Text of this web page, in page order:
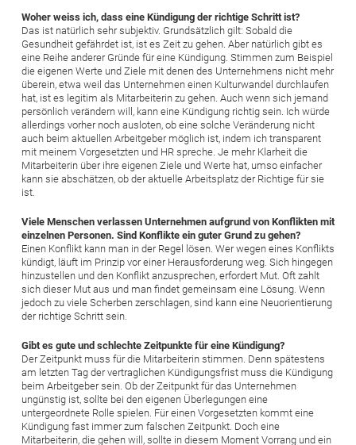
Woher weiss ich, dass eine Kündigung der richtige Schritt ist?
Das ist natürlich sehr subjektiv. Grundsätzlich gilt: Sobald die
Gesundheit gefährdet ist, ist es Zeit zu gehen. Aber natürlich gibt es
eine Reihe anderer Gründe für eine Kündigung. Stimmen zum Beispiel
die eigenen Werte und Ziele mit denen des Unternehmens nicht mehr
überein, etwa weil das Unternehmen einen Kulturwandel durchlaufen
hat, ist es legitim als Mitarbeiterin zu gehen. Auch wenn sich jemand
persönlich verändern will, kann eine Kündigung richtig sein. Ich würde
allerdings vorher noch ausloten, ob eine solche Veränderung nicht
auch beim aktuellen Arbeitgeber möglich ist, indem ich transparent
mit meinem Vorgesetzten und HR spreche. Je mehr Klarheit die
Mitarbeiterin über ihre eigenen Ziele und Werte hat, umso einfacher
kann sie abschätzen, ob der aktuelle Arbeitsplatz der Richtige für sie
ist.
Viele Menschen verlassen Unternehmen aufgrund von Konflikten mit
einzelnen Personen. Sind Konflikte ein guter Grund zu gehen?
Einen Konflikt kann man in der Regel lösen. Wer wegen eines Konflikts
kündigt, läuft im Prinzip vor einer Herausforderung weg. Sich hingegen
hinzustellen und den Konflikt anzusprechen, erfordert Mut. Oft zahlt
sich dieser Mut aus und man findet gemeinsam eine Lösung. Wenn
jedoch zu viele Scherben zerschlagen, sind kann eine Neuorientierung
der richtige Schritt sein.
Gibt es gute und schlechte Zeitpunkte für eine Kündigung?
Der Zeitpunkt muss für die Mitarbeiterin stimmen. Denn spätestens
am letzten Tag der vertraglichen Kündigungsfrist muss die Kündigung
beim Arbeitgeber sein. Ob der Zeitpunkt für das Unternehmen
ungünstig ist, sollte bei den eigenen Überlegungen eine
untergeordnete Rolle spielen. Für einen Vorgesetzten kommt eine
Kündigung fast immer zum falschen Zeitpunkt. Doch eine
Mitarbeiterin, die gehen will, sollte in diesem Moment Vorrang und ein